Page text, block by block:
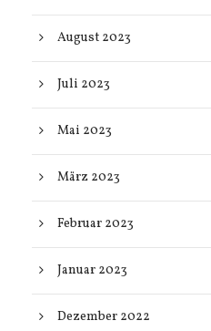
August 2023
Juli 2023
Mai 2023
März 2023
Februar 2023
Januar 2023
Dezember 2022